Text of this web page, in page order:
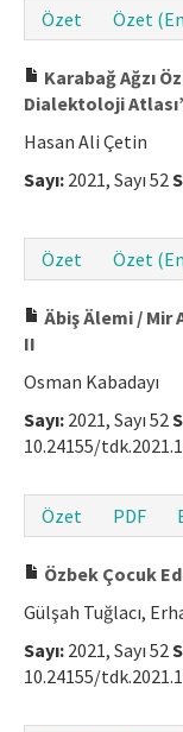
Özet
Özet
Karabağ Ağzı
Dialektoloji
Hasan Ali Çetin
Sayı: 2021, Sayı 52
Özet
Özet
Äbiş Älemi / Mir
II
Osman Kabadayı
Sayı: 2021, Sayı 52
10.24155/
Özet
PDF
Özbek Çocuk
Gülşah Tuğlacı,
Sayı: 2021, Sayı 52
10.24155/